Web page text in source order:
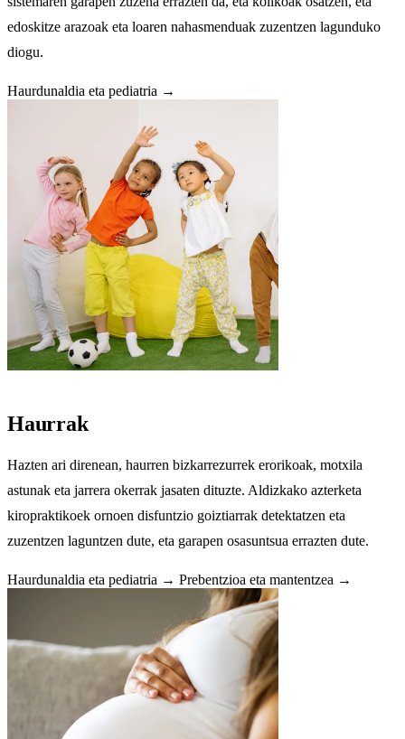
edoskitze arazoak eta loaren nahasmenduak zuzentzen lagunduko
diogu.
Haurdunaldia eta pediatria →
Haurrak
Hazten ari direnean, haurren bizkarrezurrek erorikoak, motxila
astunak eta jarrera okerrak jasaten dituzte. Aldizkako azterketa
kiropraktikoek ornoen disfuntzio goiztiarrak detektatzen eta
zuzentzen laguntzen dute, eta garapen osasuntsua errazten dute.
Haurdunaldia eta pediatria → Prebentzioa eta mantentzea →